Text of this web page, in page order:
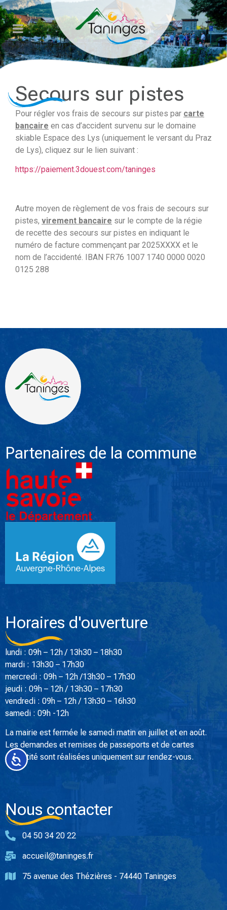
Veuillez
noter
:
Ce
site
Web
un
système
d'accessibilité.
Accessibilité
Secours sur pistes
Pour régler vos frais de secours sur pistes par carte
bancaire en cas d’accident survenu sur le domaine
skiable Espace des Lys (uniquement le versant du Praz
de Lys), cliquez sur le lien suivant :
https://paiement.3douest.com/taninges
Autre moyen de règlement de vos frais de secours sur
pistes, virement bancaire sur le compte de la régie
de recette des secours sur pistes en indiquant le
numéro de facture commençant par 2025XXXX et le
nom de l’accidenté. IBAN FR76 1007 1740 0000 0020
0125 288
Partenaires de la commune
Horaires d'ouverture
lundi : 09h – 12h / 13h30 – 18h30
mardi : 13h30 – 17h30
mercredi : 09h – 12h /13h30 – 17h30
jeudi : 09h – 12h / 13h30 – 17h30
vendredi : 09h – 12h / 13h30 – 16h30
samedi : 09h -12h
La mairie est fermée le samedi matin en juillet et en août.
Les demandes et remises de passeports et de cartes
d’identité sont réalisées uniquement sur rendez-vous.
Nous contacter
04 50 34 20 22
accueil@taninges.fr
75 avenue des Thézières - 74440 Taninges